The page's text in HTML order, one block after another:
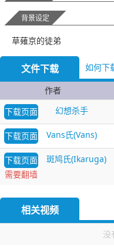
背景设定
草薙京的徒弟
文件下载 如何下
作者
下载页面
幻想杀手
下载页面 Vans氏(Vans)
下载页面
需要翻墙
斑鸠氏(Ikaruga)
相关视频
没